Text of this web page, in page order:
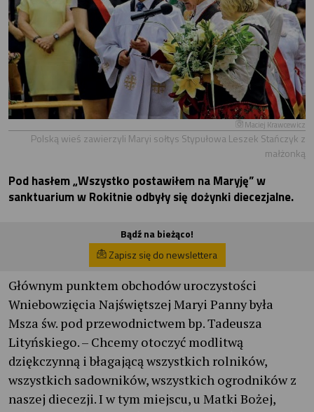
Maciej Krawcewicz
Polską wieś zawierzyli Maryi sołtys Stypułowa Leszek Stańczyk z
małżonką
Pod hasłem „Wszystko postawiłem na Maryję” w
sanktuarium w Rokitnie odbyły się dożynki diecezjalne.
Bądź na bieżąco!
Zapisz się do newslettera
Głównym punktem obchodów uroczystości
Wniebowzięcia Najświętszej Maryi Panny była
Msza św. pod przewodnictwem bp. Tadeusza
Lityńskiego. – Chcemy otoczyć modlitwą
dziękczynną i błagającą wszystkich rolników,
wszystkich sadowników, wszystkich ogrodników z
naszej diecezji. I w tym miejscu, u Matki Bożej,